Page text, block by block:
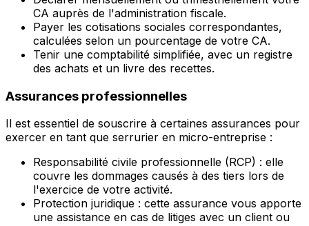
CA auprès de l'administration fiscale.
Payer les cotisations sociales correspondantes,
calculées selon un pourcentage de votre CA.
Tenir une comptabilité simplifiée, avec un registre
des achats et un livre des recettes.
Assurances professionnelles
Il est essentiel de souscrire à certaines assurances pour
exercer en tant que serrurier en micro-entreprise :
Responsabilité civile professionnelle (RCP) : elle
couvre les dommages causés à des tiers lors de
l'exercice de votre activité.
Protection juridique : cette assurance vous apporte
une assistance en cas de litiges avec un client ou